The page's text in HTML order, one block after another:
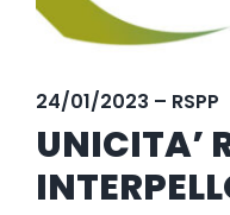
24/01/2023 – RSPP
UNICITA’